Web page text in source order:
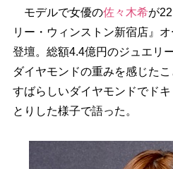
モデルで女優の佐々木希が
リー・ウィンストン新宿店』
登壇。総額4.4億円のジュエリ
ダイヤモンドの重みを感じた
すばらしいダイヤモンドでド
とりした様子で語った。